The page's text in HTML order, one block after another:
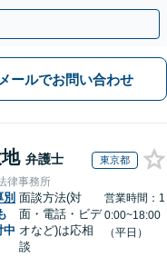
メールでお問い合わせ
弁護士 東京都
律事務所
中
面談方法(対
面・電話・ビデ
オなど)は応相
談
営業時間：1
0:00~18:00
（平日）